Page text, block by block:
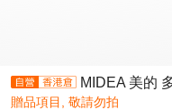
MIDEA 美的
贈品項目, 敬請勿拍